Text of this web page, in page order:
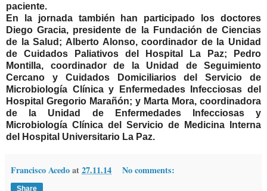
paciente.
En la jornada también han participado los doctores
Diego Gracia, presidente de la Fundación de Ciencias
de la Salud; Alberto Alonso, coordinador de la Unidad
de Cuidados Paliativos del Hospital La Paz; Pedro
Montilla, coordinador de la Unidad de Seguimiento
Cercano y Cuidados Domiciliarios del Servicio de
Microbiología Clínica y Enfermedades Infecciosas del
Hospital Gregorio Marañón; y Marta Mora, coordinadora
de la Unidad de Enfermedades Infecciosas y
Microbiología Clínica del Servicio de Medicina Interna
del Hospital Universitario La Paz.
Francisco Acedoat27.11.14 No comments:
Share